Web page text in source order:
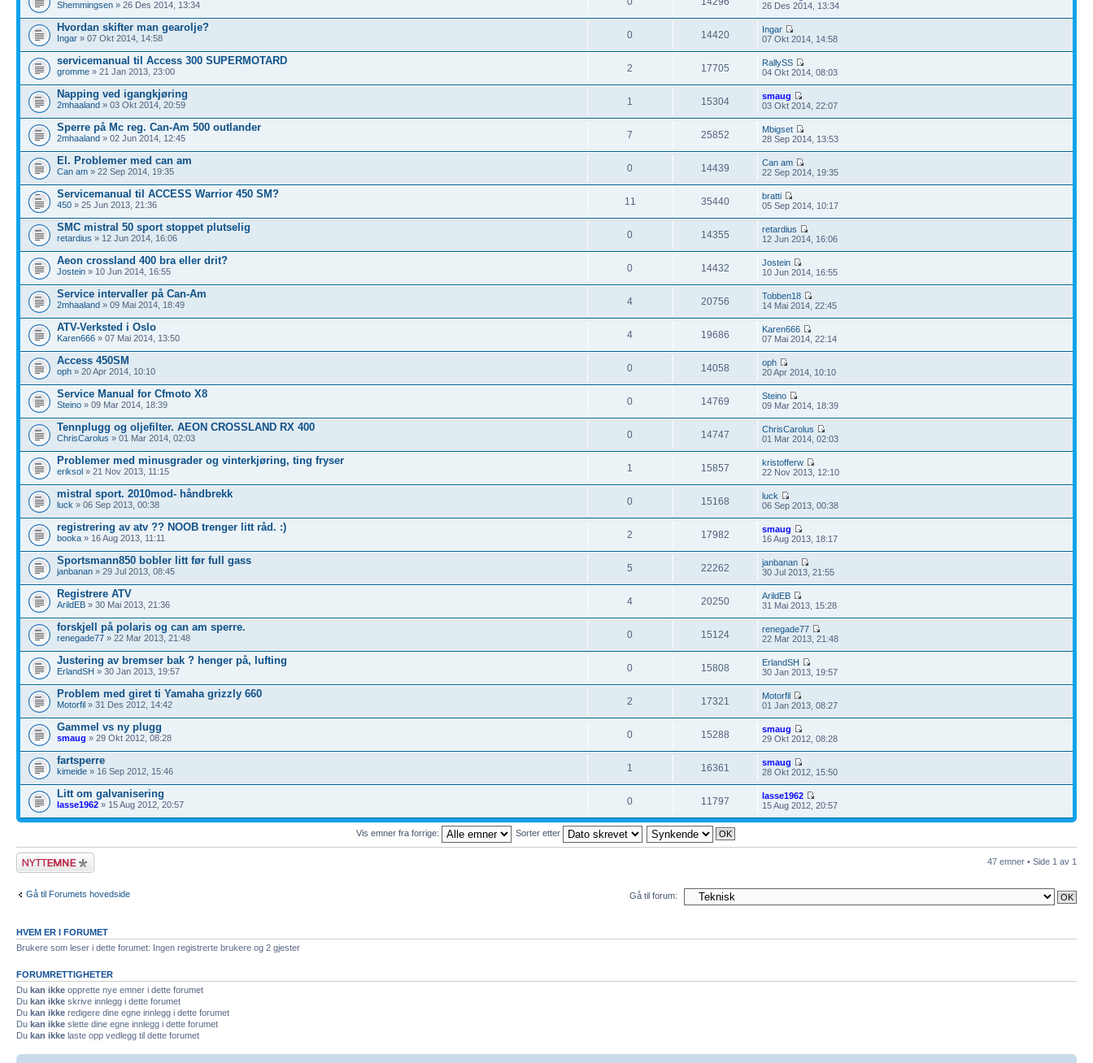
Shemmingsen » 26 Des 2014, 13:34
26 Des 2014, 13:34
Hvordan skifter man gearolje?
Ingar » 07 Okt 2014, 14:58 0 14420
Ingar
07 Okt 2014, 14:58
servicemanual til Access 300 SUPERMOTARD
gromme » 21 Jan 2013, 23:00 2 17705
RallySS
04 Okt 2014, 08:03
Napping ved igangkjøring
2mhaaland » 03 Okt 2014, 20:59 1 15304
smaug
03 Okt 2014, 22:07
Sperre på Mc reg. Can-Am 500 outlander
2mhaaland » 02 Jun 2014, 12:45 7 25852
Mbigset
28 Sep 2014, 13:53
El. Problemer med can am
Can am » 22 Sep 2014, 19:35 0 14439
Can am
22 Sep 2014, 19:35
Servicemanual til ACCESS Warrior 450 SM?
450 » 25 Jun 2013, 21:36 11 35440
bratti
05 Sep 2014, 10:17
SMC mistral 50 sport stoppet plutselig
retardius » 12 Jun 2014, 16:06 0 14355
retardius
12 Jun 2014, 16:06
Aeon crossland 400 bra eller drit?
Jostein » 10 Jun 2014, 16:55 0 14432
Jostein
10 Jun 2014, 16:55
Service intervaller på Can-Am
2mhaaland » 09 Mai 2014, 18:49 4 20756
Tobben18
14 Mai 2014, 22:45
ATV-Verksted i Oslo
Karen666 » 07 Mai 2014, 13:50 4 19686
Karen666
07 Mai 2014, 22:14
Access 450SM
oph » 20 Apr 2014, 10:10 0 14058
oph
20 Apr 2014, 10:10
Service Manual for Cfmoto X8
Steino » 09 Mar 2014, 18:39 0 14769
Steino
09 Mar 2014, 18:39
Tennplugg og oljefilter. AEON CROSSLAND RX 400
ChrisCarolus » 01 Mar 2014, 02:03 0 14747
ChrisCarolus
01 Mar 2014, 02:03
Problemer med minusgrader og vinterkjøring, ting fryser
eriksol » 21 Nov 2013, 11:15 1 15857
kristofferw
22 Nov 2013, 12:10
mistral sport. 2010mod- håndbrekk
luck » 06 Sep 2013, 00:38 0 15168
luck
06 Sep 2013, 00:38
registrering av atv ?? NOOB trenger litt råd. :)
booka » 16 Aug 2013, 11:11 2 17982
smaug
16 Aug 2013, 18:17
Sportsmann850 bobler litt før full gass
janbanan » 29 Jul 2013, 08:45 5 22262
janbanan
30 Jul 2013, 21:55
Registrere ATV
ArildEB » 30 Mai 2013, 21:36 4 20250
ArildEB
31 Mai 2013, 15:28
forskjell på polaris og can am sperre.
renegade77 » 22 Mar 2013, 21:48 0 15124
renegade77
22 Mar 2013, 21:48
Justering av bremser bak ? henger på, lufting
ErlandSH » 30 Jan 2013, 19:57 0 15808
ErlandSH
30 Jan 2013, 19:57
Problem med giret ti Yamaha grizzly 660
Motorfil » 31 Des 2012, 14:42 2 17321
Motorfil
01 Jan 2013, 08:27
Gammel vs ny plugg
smaug » 29 Okt 2012, 08:28 0 15288
smaug
29 Okt 2012, 08:28
fartsperre
kimeide » 16 Sep 2012, 15:46 1 16361
smaug
28 Okt 2012, 15:50
Litt om galvanisering
lasse1962 » 15 Aug 2012, 20:57 0 11797
lasse1962
15 Aug 2012, 20:57
Vis emner fra forrige: Sorter etter
Legg inn et nytt
emne
47 emner • Side 1 av 1
Gå til Forumets hovedside Gå til forum:
HVEM ER I FORUMET
Brukere som leser i dette forumet: Ingen registrerte brukere og 2 gjester
FORUMRETTIGHETER
Du kan ikke opprette nye emner i dette forumet
Du kan ikke skrive innlegg i dette forumet
Du kan ikke redigere dine egne innlegg i dette forumet
Du kan ikke slette dine egne innlegg i dette forumet
Du kan ikke laste opp vedlegg til dette forumet